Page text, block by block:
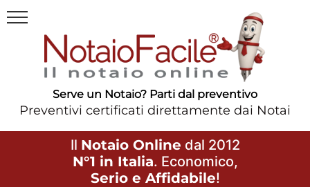
Serve un Notaio? Parti dal preventivo
Preventivi certificati direttamente dai Notai
Il Notaio Online dal 2012
N°1 in Italia. Economico,
Serio e Affidabile!